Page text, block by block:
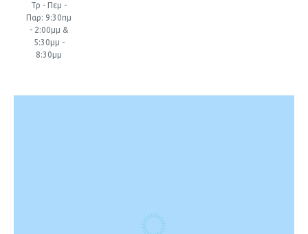
Τρ - Πεμ -
Παρ: 9:30πμ
- 2:00μμ &
5:30μμ -
8:30μμ